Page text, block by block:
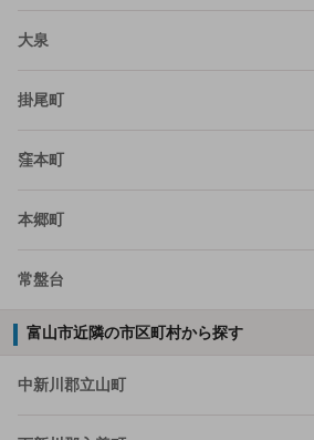
大泉
掛尾町
窪本町
本郷町
常盤台
富山市近隣の市区町村から探す
中新川郡立山町